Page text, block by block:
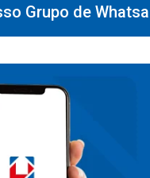
Grupo de